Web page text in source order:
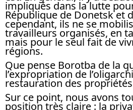
impliqués dans la lutte
République de Donetsk et
cependant, ils ne se
travailleurs organisés, en
mais pour le seul fait de
régions.
Que pense Borotba de la
l’expropriation de
restauration des
Sur ce point, nous avons
position très claire : la